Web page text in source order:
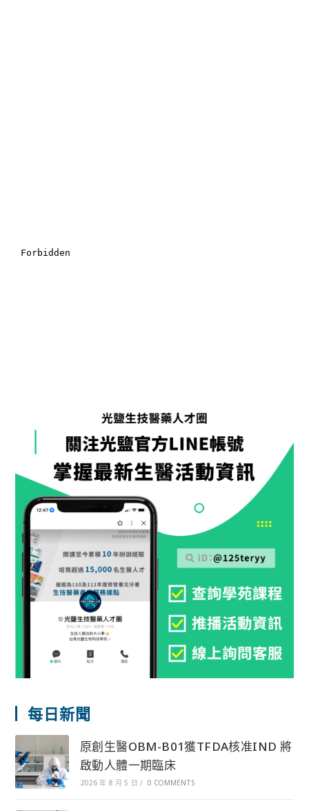
每日新聞
原創生醫OBM-B01獲TFDA核准IND 將
啟動人體一期臨床
2026 年 8 月 5 日 / 0 COMMENTS